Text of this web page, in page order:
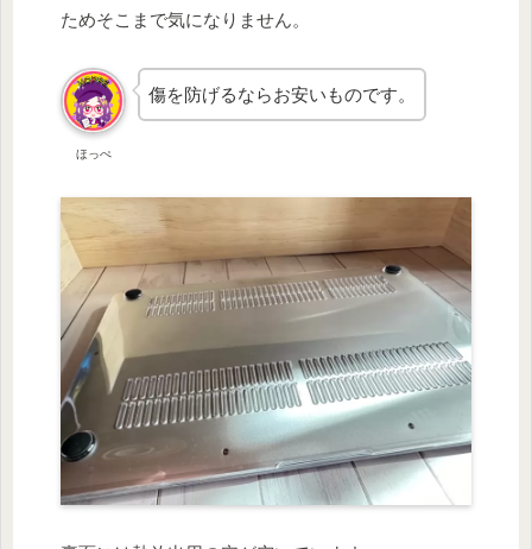
ためそこまで気になりません。
ほっぺ
傷を防げるならお安いものです。